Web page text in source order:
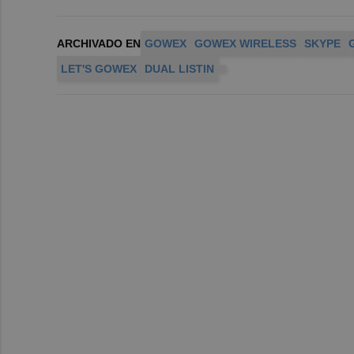
ARCHIVADO EN GOWEX GOWEX WIRELESS SKYPE
LET'S GOWEX
DUAL LISTIN